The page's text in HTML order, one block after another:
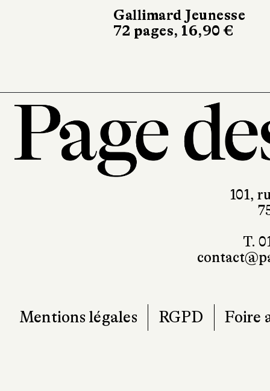
Gallimard Jeunesse
72 pages, 16,90 €
101,
T.
Mentions légales RGPD Foire